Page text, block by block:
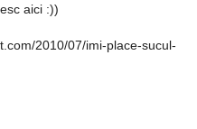
aici :))
2010/07/imi-place-sucul-